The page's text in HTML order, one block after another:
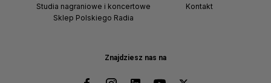
Znajdziesz nas na
Studia nagraniowe i koncertowe
Sklep Polskiego Radia
Kontakt